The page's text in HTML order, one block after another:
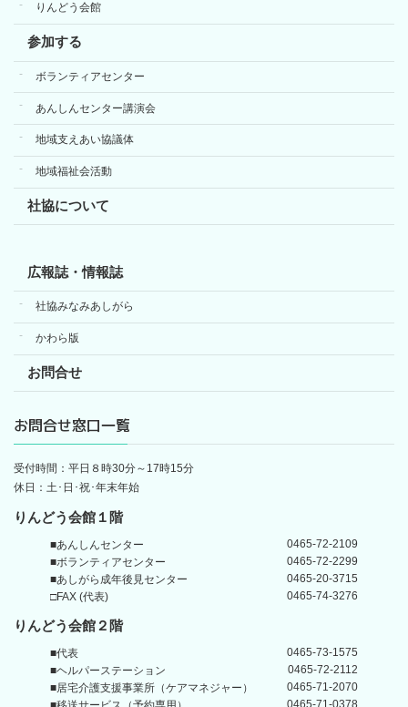
りんどう会館
参加する
ボランティアセンター
あんしんセンター講演会
地域支えあい協議体
地域福祉会活動
社協について
広報誌・情報誌
社協みなみあしがら
かわら版
お問合せ
お問合せ窓口一覧
受付時間：平日８時30分～17時15分
休日：土･日･祝･年末年始
りんどう会館１階
■あんしんセンター
0465-72-2109
■ボランティアセンター
0465-72-2299
■あしがら成年後見センター
0465-20-3715
□FAX (代表)
0465-74-3276
りんどう会館 ２階
■代表
0465-73-1575
■ヘルパーステーション
0465-72-2112
■居宅介護支援事業所 （ケアマネジャー）
0465-71-2070
0465-71-0378